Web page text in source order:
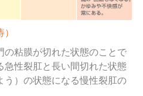
の粘膜が切れた状態のことで
急性裂肛と長い間切れた状態
う）の状態になる慢性裂肛の